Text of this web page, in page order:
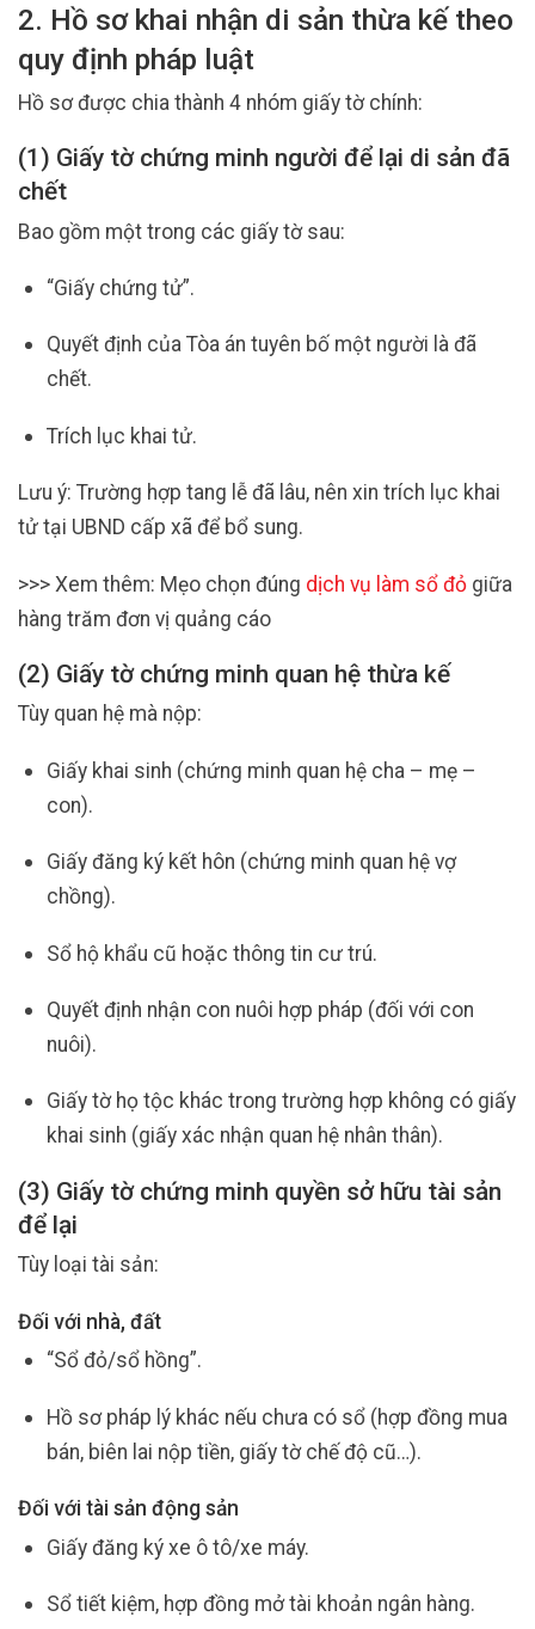
2. Hồ sơ khai nhận di sản thừa kế theo
quy định pháp luật
Hồ sơ được chia thành 4 nhóm giấy tờ chính:
(1) Giấy tờ chứng minh người để lại di sản đã
chết
Bao gồm một trong các giấy tờ sau:
“Giấy chứng tử”.
Quyết định của Tòa án tuyên bố một người là đã
chết.
Trích lục khai tử.
Lưu ý: Trường hợp tang lễ đã lâu, nên xin trích lục khai
tử tại UBND cấp xã để bổ sung.
>>> Xem thêm: Mẹo chọn đúng dịch vụ làm sổ đỏ giữa
hàng trăm đơn vị quảng cáo
(2) Giấy tờ chứng minh quan hệ thừa kế
Tùy quan hệ mà nộp:
Giấy khai sinh (chứng minh quan hệ cha – mẹ –
con).
Giấy đăng ký kết hôn (chứng minh quan hệ vợ
chồng).
Sổ hộ khẩu cũ hoặc thông tin cư trú.
Quyết định nhận con nuôi hợp pháp (đối với con
nuôi).
Giấy tờ họ tộc khác trong trường hợp không có giấy
khai sinh (giấy xác nhận quan hệ nhân thân).
(3) Giấy tờ chứng minh quyền sở hữu tài sản
để lại
Tùy loại tài sản:
Đối với nhà, đất
“Sổ đỏ/sổ hồng”.
Hồ sơ pháp lý khác nếu chưa có sổ (hợp đồng mua
bán, biên lai nộp tiền, giấy tờ chế độ cũ…).
Đối với tài sản động sản
Giấy đăng ký xe ô tô/xe máy.
Sổ tiết kiệm, hợp đồng mở tài khoản ngân hàng.